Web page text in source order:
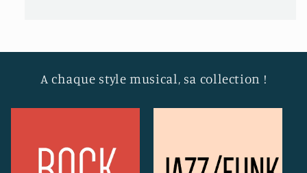
A chaque style musical, sa collection !